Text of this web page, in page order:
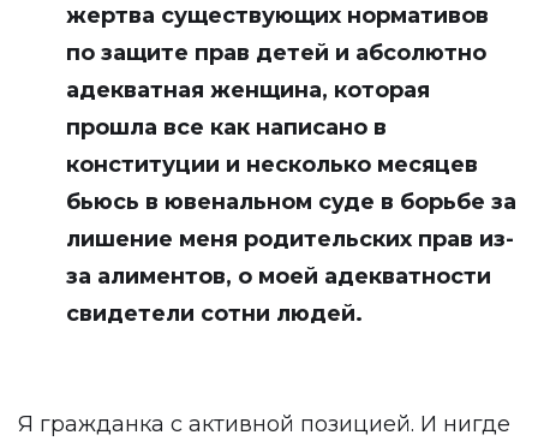
жертва существующих нормативов
по защите прав детей и абсолютно
адекватная женщина, которая
прошла все как написано в
конституции и несколько месяцев
бьюсь в ювенальном суде в борьбе за
лишение меня родительских прав из-
за алиментов, о моей адекватности
свидетели сотни людей.
Я гражданка с активной позицией. И нигде